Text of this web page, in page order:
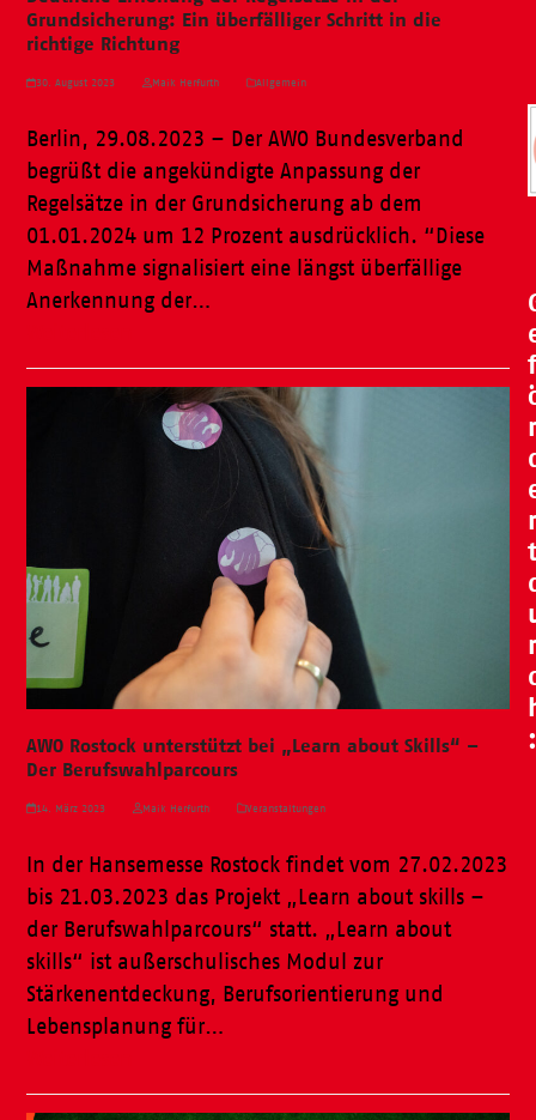
Grundsicherung: Ein überfälliger Schritt in die
richtige Richtung
30. August 2023 Maik Herfurth Allgemein
Berlin, 29.08.2023 – Der AWO Bundesverband
begrüßt die angekündigte Anpassung der
Regelsätze in der Grundsicherung ab dem
01.01.2024 um 12 Prozent ausdrücklich. “Diese
Maßnahme signalisiert eine längst überfällige
Anerkennung der…
AWO Rostock unterstützt bei „Learn about Skills“ –
Der Berufswahlparcours
14. März 2023 Maik Herfurth Veranstaltungen
In der Hansemesse Rostock findet vom 27.02.2023
bis 21.03.2023 das Projekt „Learn about skills –
der Berufswahlparcours“ statt. „Learn about
skills“ ist außerschulisches Modul zur
Stärkenentdeckung, Berufsorientierung und
Lebensplanung für…
f
r
r
t
r
: